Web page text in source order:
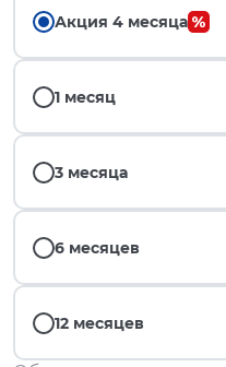
Акция 4 месяца
1 месяц
3 месяца
6 месяцев
12 месяцев